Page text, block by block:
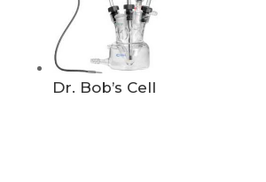
Dr. Bob’s Cell